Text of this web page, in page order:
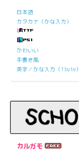
日本語
カタカナ（かな入力）
かわいい
手書き風
英字／かな入力（1byte）
カルガモ